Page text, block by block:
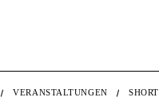
VERANSTALTUNGEN